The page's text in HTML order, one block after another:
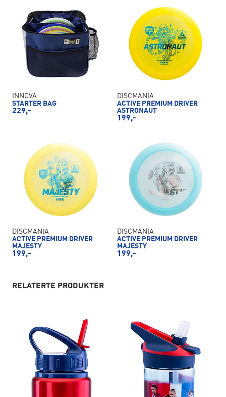
INNOVA
STARTER BAG
229,-
DISCMANIA
ACTIVE PREMIUM DRIVER
ASTRONAUT
199,-
DISCMANIA
ACTIVE PREMIUM DRIVER
MAJESTY
199,-
DISCMANIA
ACTIVE PREMIUM DRIVER
MAJESTY
199,-
RELATERTE PRODUKTER